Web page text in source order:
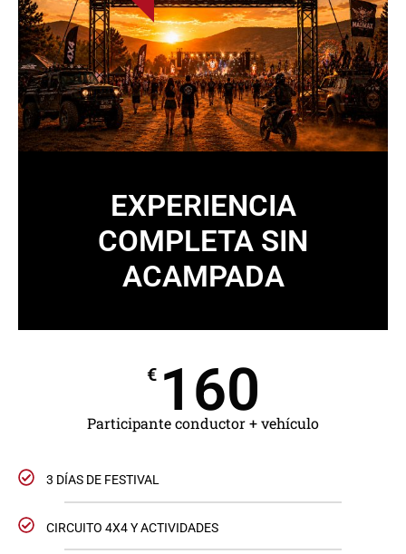
EXPERIENCIA
COMPLETA SIN
ACAMPADA
€ 160
Participante conductor + vehículo
3 DÍAS DE FESTIVAL
CIRCUITO 4X4 Y ACTIVIDADES